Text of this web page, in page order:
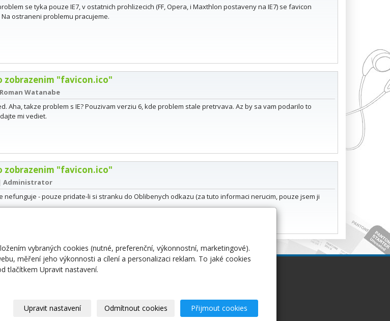
se tyka pouze IE7, v ostatnich prohlizecich (FF, Opera, i Maxthlon postaveny na IE7) se favicon
ostraneni problemu pracujeme.
zobrazenim "favicon.ico"
Roman Watanabe
Aha, takze problem s IE? Pouzivam verziu 6, kde problem stale pretrvava. Az by sa vam podarilo to
mi vediet.
zobrazenim "favicon.ico"
Administrator
nefunguje - pouze pridate-li si stranku do Oblibenych odkazu (za tuto informaci nerucim, pouze jsem ji
Domény
Doména EU
Domény COM
vybraných cookies (nutné, preferenční, výkonnostní, marketingové).
měření jeho výkonnosti a cílení a personalizaci reklam. To jaké cookies
tlačítkem Upravit nastavení.
Upravit nastavení Odmítnout cookies Přijmout cookies